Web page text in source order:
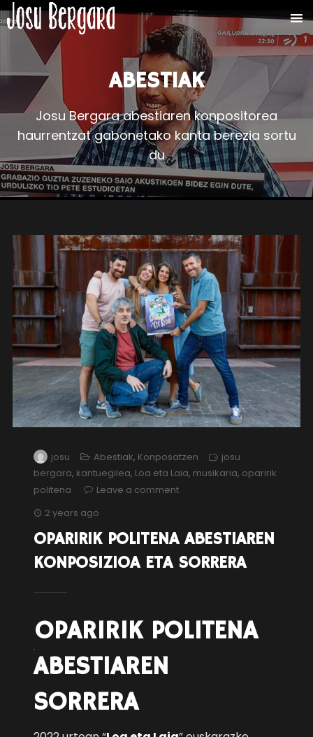
ABESTIAK
Josu Bergara abestiaren konpositorea
haurrentzat gabonetako kanta berezia sortu
du
josu Abestiak, Konposatzen
josu
bergara, kantuegilea, Loa eta Laia, musikaria, oparirik
politena
Leave a comment
2 years ago
OPARIRIK POLITENA ABESTIAREN
KONPOSIZIOA ETA SORRERA
OPARIRIK POLITENA
ABESTIAREN
SORRERA